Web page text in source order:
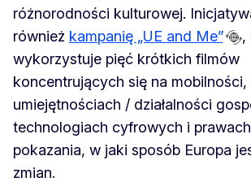
różnorodności kulturowej.
również kampanię „UE and Me”
,
wykorzystuje pięć krótkich filmów
koncentrujących się na mobilności,
umiejętnościach / działalności
technologiach cyfrowych i
pokazania, w jaki sposób Europa
zmian.